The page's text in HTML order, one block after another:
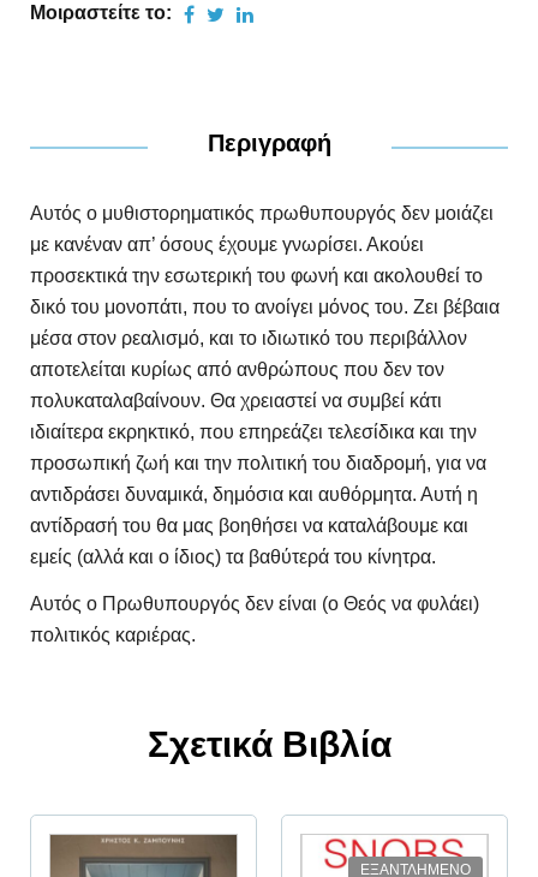
Μοιραστείτε το:
Περιγραφή
Αυτός ο μυθιστορηματικός πρωθυπουργός δεν μοιάζει
με κανέναν απ’ όσους έχουμε γνωρίσει. Ακούει
προσεκτικά την εσωτερική του φωνή και ακολουθεί το
δικό του μονοπάτι, που το ανοίγει μόνος του. Ζει βέβαια
μέσα στον ρεαλισμό, και το ιδιωτικό του περιβάλλον
αποτελείται κυρίως από ανθρώπους που δεν τον
πολυκαταλαβαίνουν. Θα χρειαστεί να συμβεί κάτι
ιδιαίτερα εκρηκτικό, που επηρεάζει τελεσίδικα και την
προσωπική ζωή και την πολιτική του διαδρομή, για να
αντιδράσει δυναμικά, δημόσια και αυθόρμητα. Αυτή η
αντίδρασή του θα μας βοηθήσει να καταλάβουμε και
εμείς (αλλά και ο ίδιος) τα βαθύτερά του κίνητρα.
Αυτός ο Πρωθυπουργός δεν είναι (ο Θεός να φυλάει)
πολιτικός καριέρας.
Σχετικά Βιβλία
ΕΞΑΝΤΛΗΜΕΝΟ